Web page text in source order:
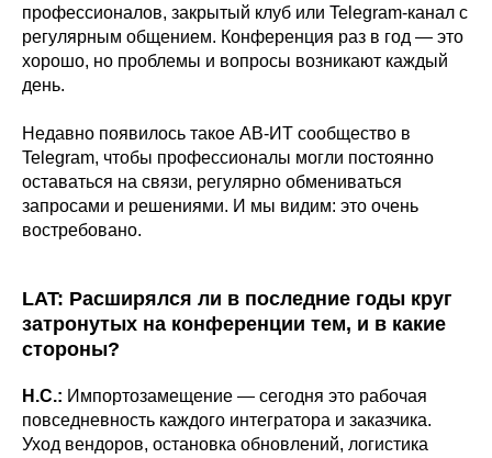
профессионалов, закрытый клуб или Telegram-канал с
регулярным общением. Конференция раз в год — это
хорошо, но проблемы и вопросы возникают каждый
день.
Недавно появилось такое АВ-ИТ сообщество в
Telegram, чтобы профессионалы могли постоянно
оставаться на связи, регулярно обмениваться
запросами и решениями. И мы видим: это очень
востребовано.
LAT: Расширялся ли в последние годы круг
затронутых на конференции тем, и в какие
стороны?
Н.С.: Импортозамещение — сегодня это рабочая
повседневность каждого интегратора и заказчика.
Уход вендоров, остановка обновлений, логистика